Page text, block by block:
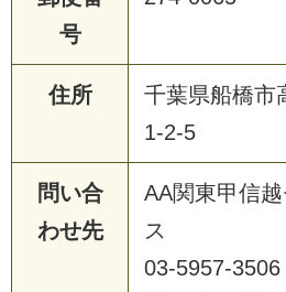
号
住所
千葉県船橋市
1-2-5
問い合
わせ先
AA関東甲信
ス
03-5957-3506